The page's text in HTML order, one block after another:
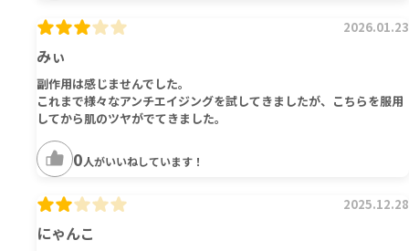
みぃ
2026.01.23
副作用は感じませんでした。
これまで様々なアンチエイジングを試してきましたが、こちらを服用
してから肌のツヤがでてきました。
0人がいいねしています！
にゃんこ
2025.12.28